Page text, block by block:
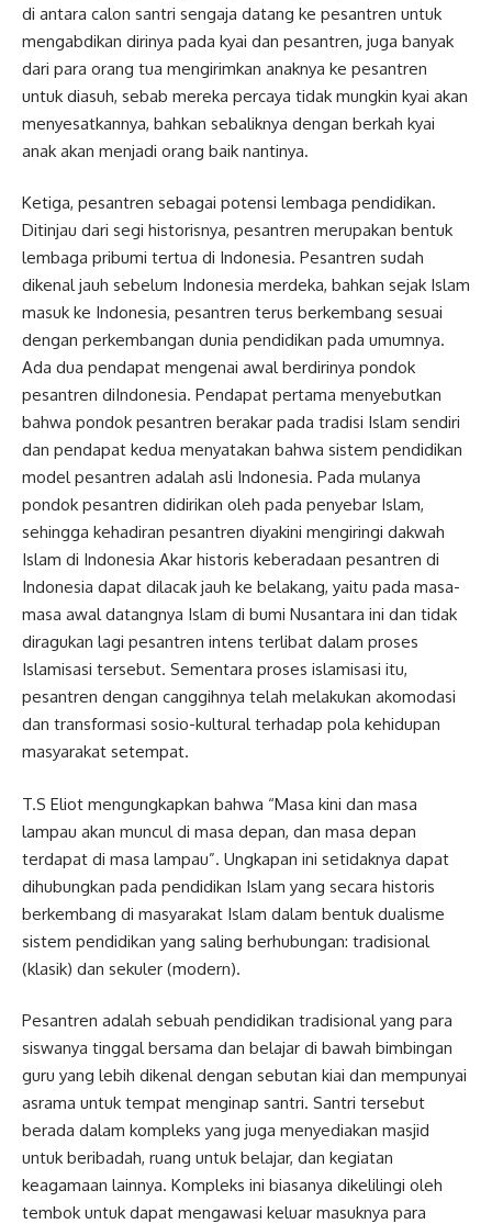
di antara calon santri sengaja datang ke pesantren untuk
mengabdikan dirinya pada kyai dan pesantren, juga banyak
dari para orang tua mengirimkan anaknya ke pesantren
untuk diasuh, sebab mereka percaya tidak mungkin kyai akan
menyesatkannya, bahkan sebaliknya dengan berkah kyai
anak akan menjadi orang baik nantinya.
Ketiga, pesantren sebagai potensi lembaga pendidikan.
Ditinjau dari segi historisnya, pesantren merupakan bentuk
lembaga pribumi tertua di Indonesia. Pesantren sudah
dikenal jauh sebelum Indonesia merdeka, bahkan sejak Islam
masuk ke Indonesia, pesantren terus berkembang sesuai
dengan perkembangan dunia pendidikan pada umumnya.
Ada dua pendapat mengenai awal berdirinya pondok
pesantren diIndonesia. Pendapat pertama menyebutkan
bahwa pondok pesantren berakar pada tradisi Islam sendiri
dan pendapat kedua menyatakan bahwa sistem pendidikan
model pesantren adalah asli Indonesia. Pada mulanya
pondok pesantren didirikan oleh pada penyebar Islam,
sehingga kehadiran pesantren diyakini mengiringi dakwah
Islam di Indonesia Akar historis keberadaan pesantren di
Indonesia dapat dilacak jauh ke belakang, yaitu pada masa-
masa awal datangnya Islam di bumi Nusantara ini dan tidak
diragukan lagi pesantren intens terlibat dalam proses
Islamisasi tersebut. Sementara proses islamisasi itu,
pesantren dengan canggihnya telah melakukan akomodasi
dan transformasi sosio-kultural terhadap pola kehidupan
masyarakat setempat.
T.S Eliot mengungkapkan bahwa “Masa kini dan masa
lampau akan muncul di masa depan, dan masa depan
terdapat di masa lampau”. Ungkapan ini setidaknya dapat
dihubungkan pada pendidikan Islam yang secara historis
berkembang di masyarakat Islam dalam bentuk dualisme
sistem pendidikan yang saling berhubungan: tradisional
(klasik) dan sekuler (modern).
Pesantren adalah sebuah pendidikan tradisional yang para
siswanya tinggal bersama dan belajar di bawah bimbingan
guru yang lebih dikenal dengan sebutan kiai dan mempunyai
asrama untuk tempat menginap santri. Santri tersebut
berada dalam kompleks yang juga menyediakan masjid
untuk beribadah, ruang untuk belajar, dan kegiatan
keagamaan lainnya. Kompleks ini biasanya dikelilingi oleh
tembok untuk dapat mengawasi keluar masuknya para